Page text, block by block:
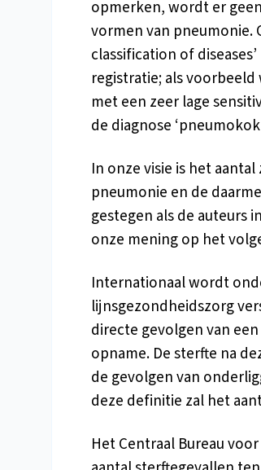
opmerken, wordt er
vormen van pneumonie.
classification of
registratie; als
met een zeer lage
de diagnose
In onze visie is het
pneumonie en de
gestegen als de auteurs
onze mening op het
Internationaal wordt
lijnsgezondheidszorg
directe gevolgen van
opname. De sterfte na
de gevolgen van
deze definitie zal het
Het Centraal Bureau